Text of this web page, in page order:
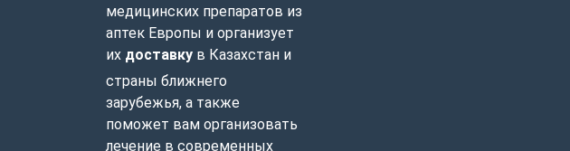
медицинских препаратов из
аптек Европы и организует
их доставку в Казахстан и
страны ближнего
зарубежья, а также
поможет вам организовать
лечение в современных